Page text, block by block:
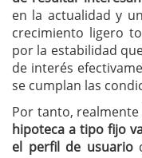
en la actualidad y
crecimiento ligero
por la estabilidad
de interés
se cumplan las
Por tanto,
hipoteca a tipo fijo
el perfil de usuario